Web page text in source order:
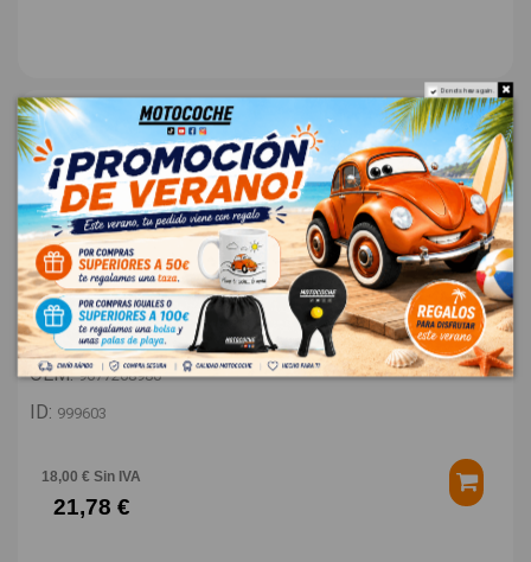
TAPA EXTERIOR COMBUSTIBLE 9677268980
PEUGEOT 308 STYLE
OEM:9677268980
ID: 999603
18,00 € Sin IVA
21,78 €
Do not show again.